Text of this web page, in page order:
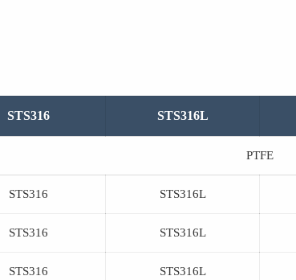
STS316 STS316L
PTFE
STS316 STS316L
STS316 STS316L
STS316 STS316L